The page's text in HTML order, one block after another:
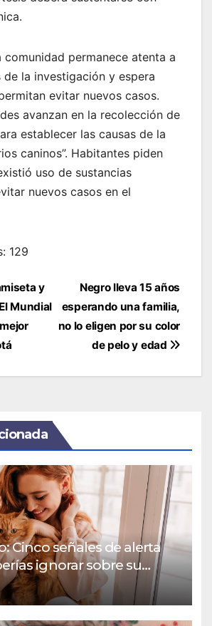
comunidad permanece atenta a
de la investigación y espera
evitar nuevos casos.
avanzan en la recolección de
establecer las causas de la
caninos”. Habitantes piden
uso de sustancias
nuevos casos en el
129
Negro lleva 15 años
esperando una familia,
no lo eligen por su color
de pelo y edad
y
Mundial
Cinco señales de alerta
ignorar sobre su